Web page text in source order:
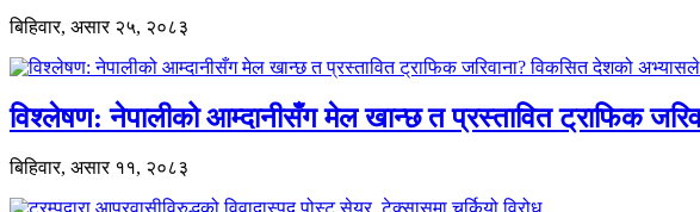
बिहिवार, असार २५, २०८३
विश्लेषण: नेपालीको आम्दानीसँग मेल खान्छ त प्रस्तावित ट्राफिक
बिहिवार, असार ११, २०८३